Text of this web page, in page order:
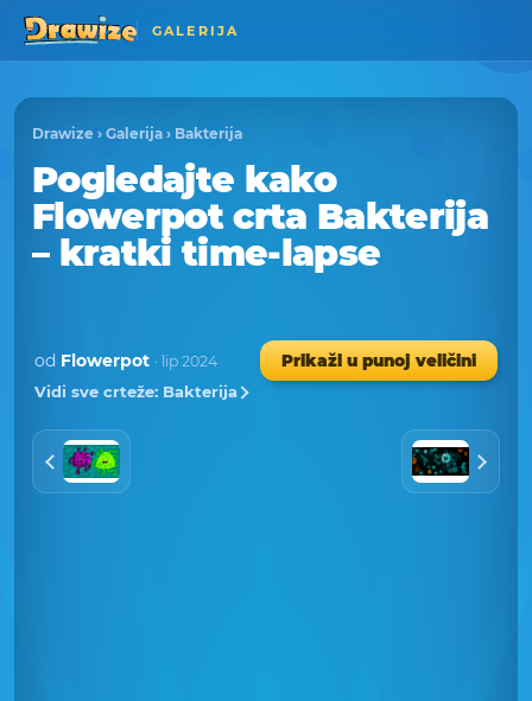
GALERIJA
Drawize › Galerija › Bakterija
Pogledajte kako
Flowerpot crta Bakterija
– kratki time-lapse
od Flowerpot · lip 2024
Prikaži u punoj veličini
Vidi sve crteže: Bakterija